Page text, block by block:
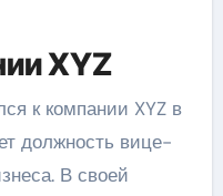
XYZ
к компании XYZ в
должность вице-
В своей